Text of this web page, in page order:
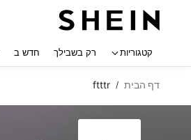
קטגוריות רק בשבילך חדש ב
דף הבית /
ftttr